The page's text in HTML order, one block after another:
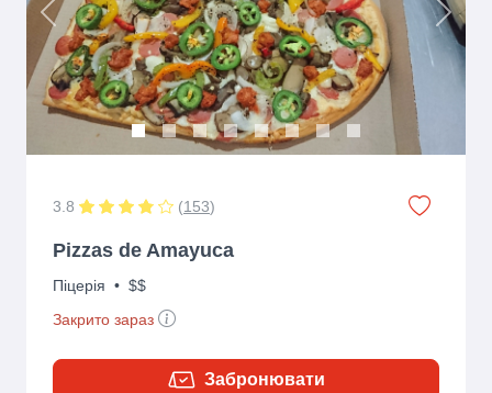
Previous Next
3.8 (153)
Pizzas de Amayuca
Піцерія • $$
Закрито зараз
Забронювати